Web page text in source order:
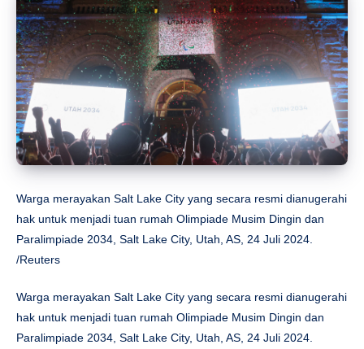
Warga merayakan Salt Lake City yang secara resmi dianugerahi
hak untuk menjadi tuan rumah Olimpiade Musim Dingin dan
Paralimpiade 2034, Salt Lake City, Utah, AS, 24 Juli 2024.
/Reuters
Warga merayakan Salt Lake City yang secara resmi dianugerahi
hak untuk menjadi tuan rumah Olimpiade Musim Dingin dan
Paralimpiade 2034, Salt Lake City, Utah, AS, 24 Juli 2024.